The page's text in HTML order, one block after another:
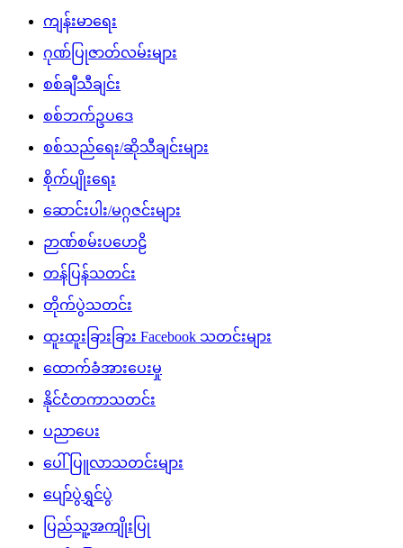
ကျန်းမာရေး
ဂုဏ်ပြုဇာတ်လမ်းများ
စစ်ချီသီချင်း
စစ်ဘက်ဥပဒေ
စစ်သည်ရေး/ဆိုသီချင်းများ
စိုက်ပျိုးရေး
ဆောင်းပါး/မဂ္ဂဇင်းများ
ဉာဏ်စမ်းပဟေဠိ
တန်ပြန်သတင်း
တိုက်ပွဲသတင်း
ထူးထူးခြားခြား Facebook သတင်းများ
ထောက်ခံအားပေးမှု
နိုင်ငံတကာသတင်း
ပညာပေး
ပေါ်ပြူလာသတင်းများ
ပျော်ပွဲရွှင်ပွဲ
ပြည်သူ့အကျိုးပြု